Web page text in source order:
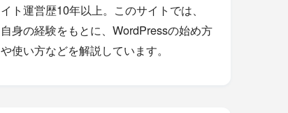
イト運営歴10年以上。このサイトでは、
自身の経験をもとに、WordPressの始め方
や使い方などを解説しています。